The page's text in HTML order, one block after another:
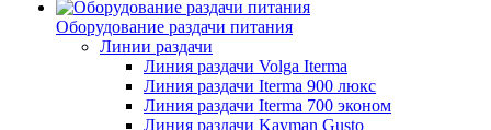
Оборудование раздачи питания
Линии раздачи
Линия раздачи Volga Iterma
Линия раздачи Iterma 900 люкс
Линия раздачи Iterma 700 эконом
Линия раздачи Kayman Gusto